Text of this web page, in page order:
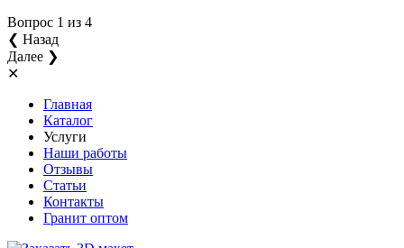
Вопрос 1 из 4
❮ Назад
Далее ❯
✕
Главная
Каталог
Услуги
Наши работы
Отзывы
Статьи
Контакты
Гранит оптом